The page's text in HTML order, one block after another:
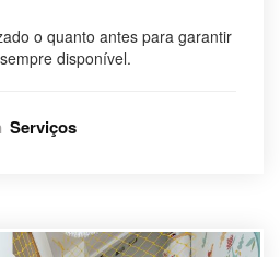
o quanto antes para garantir
disponível.
Serviços